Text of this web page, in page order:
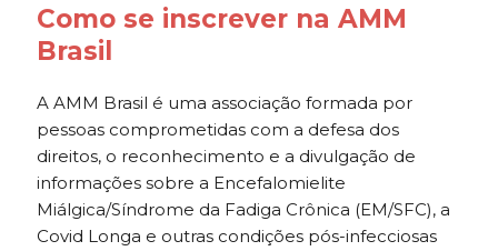
Como se inscrever na AMM
Brasil
A AMM Brasil é uma associação formada por
pessoas comprometidas com a defesa dos
direitos, o reconhecimento e a divulgação de
informações sobre a Encefalomielite
Miálgica/Síndrome da Fadiga Crônica (EM/SFC), a
Covid Longa e outras condições pós-infecciosas